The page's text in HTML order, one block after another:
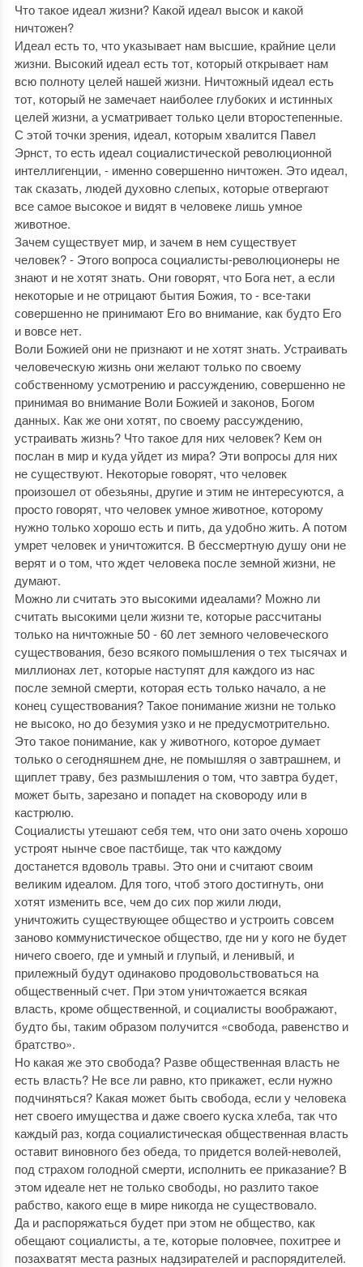
Что такое идеал жизни? Какой идеал высок и какой
ничтожен?
Идеал есть то, что указывает нам высшие, крайние цели
жизни. Высокий идеал есть тот, который открывает нам
всю полноту целей нашей жизни. Ничтожный идеал есть
тот, который не замечает наиболее глубоких и истинных
целей жизни, а усматривает только цели второстепенные.
С этой точки зрения, идеал, которым хвалится Павел
Эрнст, то есть идеал социалистической революционной
интеллигенции, - именно совершенно ничтожен. Это идеал,
так сказать, людей духовно слепых, которые отвергают
все самое высокое и видят в человеке лишь умное
животное.
Зачем существует мир, и зачем в нем существует
человек? - Этого вопроса социалисты-революционеры не
знают и не хотят знать. Они говорят, что Бога нет, а если
некоторые и не отрицают бытия Божия, то - все-таки
совершенно не принимают Его во внимание, как будто Его
и вовсе нет.
Воли Божией они не признают и не хотят знать. Устраивать
человеческую жизнь они желают только по своему
собственному усмотрению и рассуждению, совершенно не
принимая во внимание Воли Божией и законов, Богом
данных. Как же они хотят, по своему рассуждению,
устраивать жизнь? Что такое для них человек? Кем он
послан в мир и куда уйдет из мира? Эти вопросы для них
не существуют. Некоторые говорят, что человек
произошел от обезьяны, другие и этим не интересуются, а
просто говорят, что человек умное животное, которому
нужно только хорошо есть и пить, да удобно жить. А потом
умрет человек и уничтожится. В бессмертную душу они не
верят и о том, что ждет человека после земной жизни, не
думают.
Можно ли считать это высокими идеалами? Можно ли
считать высокими цели жизни те, которые рассчитаны
только на ничтожные 50 - 60 лет земного человеческого
существования, безо всякого помышления о тех тысячах и
миллионах лет, которые наступят для каждого из нас
после земной смерти, которая есть только начало, а не
конец существования? Такое понимание жизни не только
не высоко, но до безумия узко и не предусмотрительно.
Это такое понимание, как у животного, которое думает
только о сегодняшнем дне, не помышляя о завтрашнем, и
щиплет траву, без размышления о том, что завтра будет,
может быть, зарезано и попадет на сковороду или в
кастрюлю.
Социалисты утешают себя тем, что они зато очень хорошо
устроят нынче свое пастбище, так что каждому
достанется вдоволь травы. Это они и считают своим
великим идеалом. Для того, чтоб этого достигнуть, они
хотят изменить все, чем до сих пор жили люди,
уничтожить существующее общество и устроить совсем
заново коммунистическое общество, где ни у кого не будет
ничего своего, где и умный и глупый, и ленивый, и
прилежный будут одинаково продовольствоваться на
общественный счет. При этом уничтожается всякая
власть, кроме общественной, и социалисты воображают,
будто бы, таким образом получится «свобода, равенство и
братство».
Но какая же это свобода? Разве общественная власть не
есть власть? Не все ли равно, кто прикажет, если нужно
подчиняться? Какая может быть свобода, если у человека
нет своего имущества и даже своего куска хлеба, так что
каждый раз, когда социалистическая общественная власть
оставит виновного без обеда, то придется волей-неволей,
под страхом голодной смерти, исполнить ее приказание? В
этом идеале нет не только свободы, но разлито такое
рабство, какого еще в мире никогда не существовало.
Да и распоряжаться будет при этом не общество, как
обещают социалисты, а те, которые половчее, похитрее и
позахватят места разных надзирателей и распорядителей.